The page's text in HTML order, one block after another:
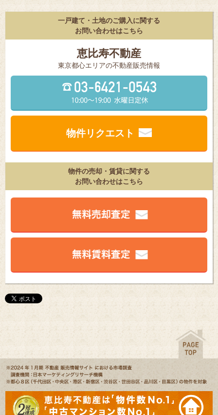
一戸建て・土地のご購入に関する
お問い合わせはこちら
恵比寿不動産
東京都⼼エリアの不動産販売情報
物件リクエスト
物件の売却・賃貸に関する
お問い合わせはこちら